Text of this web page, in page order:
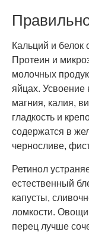
Кальций и белок
Протеин и
молочных
яйцах. Усвоение
магния, калия,
гладкость и
содержатся в
черносливе,
Ретинол
естественный
капусты,
ломкости. Овощи
перец лучше